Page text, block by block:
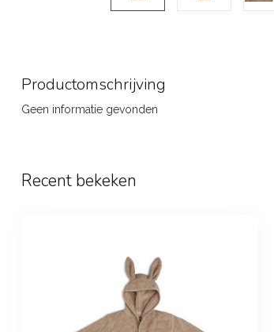
Productomschrijving
Geen informatie gevonden
Recent bekeken